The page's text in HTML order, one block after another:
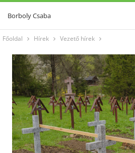
Borboly Csaba
Főoldal Hírek Vezető hírek